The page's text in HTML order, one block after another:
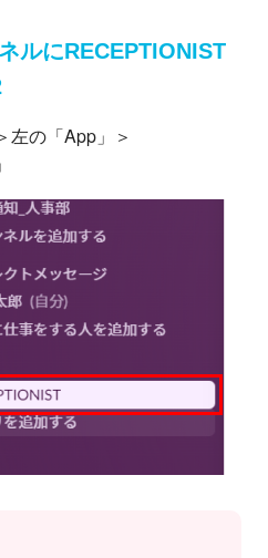
ルにRECEPTIONIST
左の「App」＞